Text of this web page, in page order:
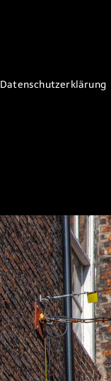
Datenschutzerklärung